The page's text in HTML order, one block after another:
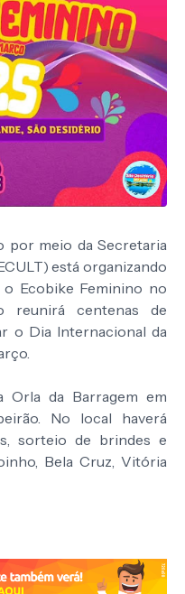
por meio da Secretaria
está organizando
Ecobike Feminino no
reunirá centenas de
o Dia Internacional da
Orla da Barragem em
No local haverá
sorteio de brindes e
Bela Cruz, Vitória